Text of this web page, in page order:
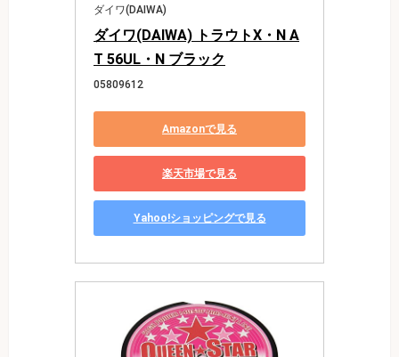
ダイワ(DAIWA)
ダイワ(DAIWA) トラウトX・N A
T 56UL・N ブラック
05809612
Amazonで見る
楽天市場で見る
Yahoo!ショッピングで見る